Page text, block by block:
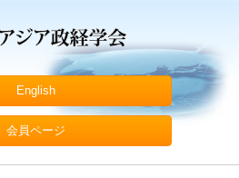
English
会員ページ